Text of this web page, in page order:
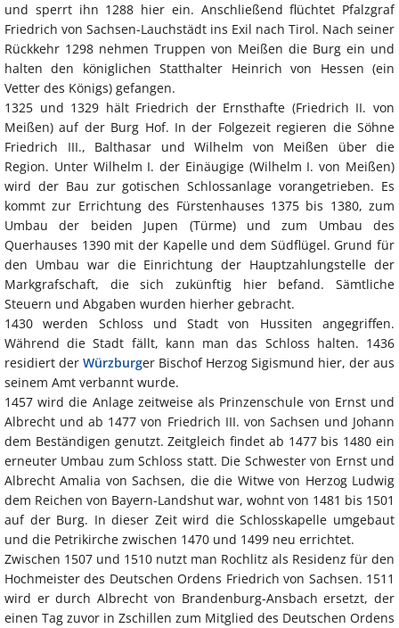
und sperrt ihn 1288 hier ein. Anschließend flüchtet Pfalzgraf
Friedrich von Sachsen-Lauchstädt ins Exil nach Tirol. Nach seiner
Rückkehr 1298 nehmen Truppen von Meißen die Burg ein und
halten den königlichen Statthalter Heinrich von Hessen (ein
Vetter des Königs) gefangen.
1325 und 1329 hält Friedrich der Ernsthafte (Friedrich II. von
Meißen) auf der Burg Hof. In der Folgezeit regieren die Söhne
Friedrich III., Balthasar und Wilhelm von Meißen über die
Region. Unter Wilhelm I. der Einäugige (Wilhelm I. von Meißen)
wird der Bau zur gotischen Schlossanlage vorangetrieben. Es
kommt zur Errichtung des Fürstenhauses 1375 bis 1380, zum
Umbau der beiden Jupen (Türme) und zum Umbau des
Querhauses 1390 mit der Kapelle und dem Südflügel. Grund für
den Umbau war die Einrichtung der Hauptzahlungstelle der
Markgrafschaft, die sich zukünftig hier befand. Sämtliche
Steuern und Abgaben wurden hierher gebracht.
1430 werden Schloss und Stadt von Hussiten angegriffen.
Während die Stadt fällt, kann man das Schloss halten. 1436
residiert der Würzburger Bischof Herzog Sigismund hier, der aus
seinem Amt verbannt wurde.
1457 wird die Anlage zeitweise als Prinzenschule von Ernst und
Albrecht und ab 1477 von Friedrich III. von Sachsen und Johann
dem Beständigen genutzt. Zeitgleich findet ab 1477 bis 1480 ein
erneuter Umbau zum Schloss statt. Die Schwester von Ernst und
Albrecht Amalia von Sachsen, die die Witwe von Herzog Ludwig
dem Reichen von Bayern-Landshut war, wohnt von 1481 bis 1501
auf der Burg. In dieser Zeit wird die Schlosskapelle umgebaut
und die Petrikirche zwischen 1470 und 1499 neu errichtet.
Zwischen 1507 und 1510 nutzt man Rochlitz als Residenz für den
Hochmeister des Deutschen Ordens Friedrich von Sachsen. 1511
wird er durch Albrecht von Brandenburg-Ansbach ersetzt, der
einen Tag zuvor in Zschillen zum Mitglied des Deutschen Ordens